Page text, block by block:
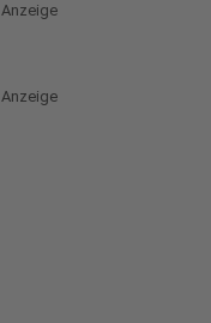
Anzeige
Anzeige